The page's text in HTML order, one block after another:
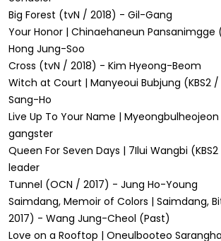
Big Forest (tvN / 2018) - Gil-Gang
Your Honor | Chinaehaneun Pansanimgge
Hong Jung-Soo
Cross (tvN / 2018) - Kim Hyeong-Beom
Witch at Court | Manyeoui Bubjung (KBS2 /
Sang-Ho
Live Up To Your Name |
gangster
Queen For Seven Days | 7Ilui Wangbi
leader
Tunnel (OCN / 2017) - Jung Ho-Young
Saimdang, Memoir of Colors | Saimdang,
2017) - Wang Jung-Cheol (Past)
Love on a Rooftop | Oneulbooteo